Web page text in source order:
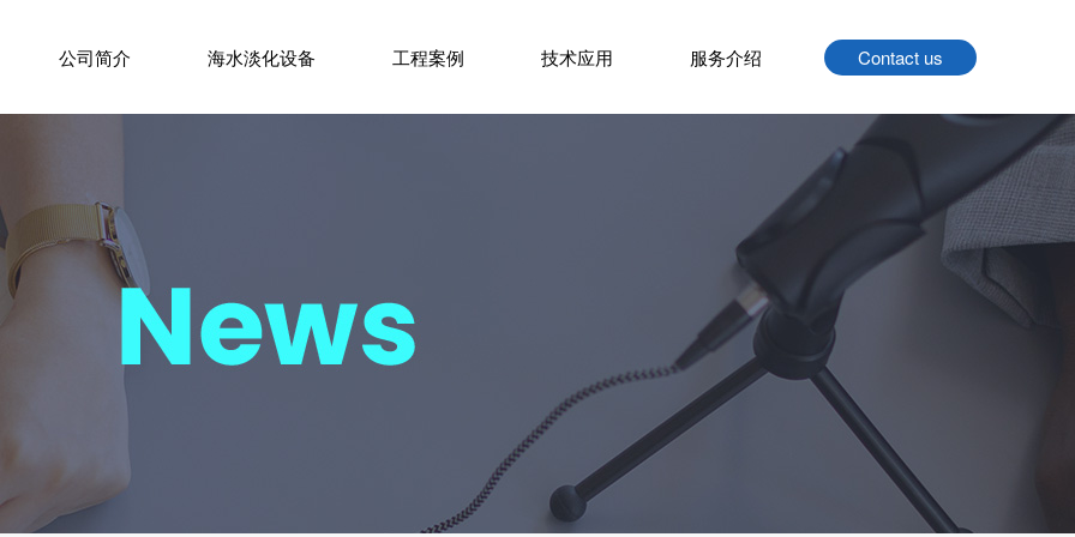
公司简介 海水淡化设备 工程案例 技术应用 服务介绍 Contact us